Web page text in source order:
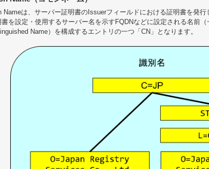
Nameは、サーバー証明書のIssuerフィールドにおける証明書を発
書を設定・使用するサーバー名を示すFQDNなどに設定される名前
Name）を構成するエントリの一つ「CN」となります。